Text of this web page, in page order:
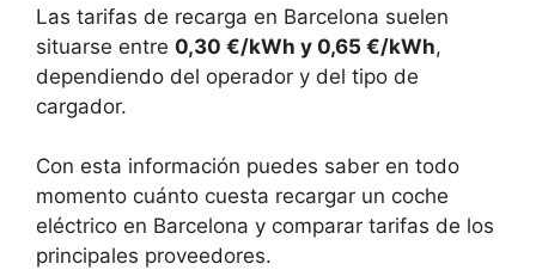
Las tarifas de recarga en Barcelona suelen
situarse entre 0,30 €/kWh y 0,65 €/kWh,
dependiendo del operador y del tipo de
cargador.
Con esta información puedes saber en todo
momento cuánto cuesta recargar un coche
eléctrico en Barcelona y comparar tarifas de los
principales proveedores.